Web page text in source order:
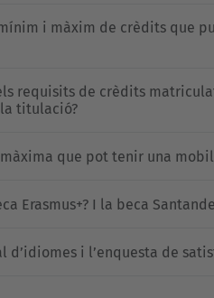
i màxim de crèdits que
requisits de crèdits
titulació?
que pot tenir una
Erasmus+? I la beca
d’idiomes i l’enquesta de